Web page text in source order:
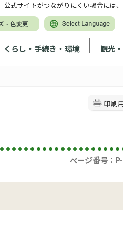
くらし・手続き・環境 観光
公式サイトがつながりにくい場合には
印刷
ページ番号：